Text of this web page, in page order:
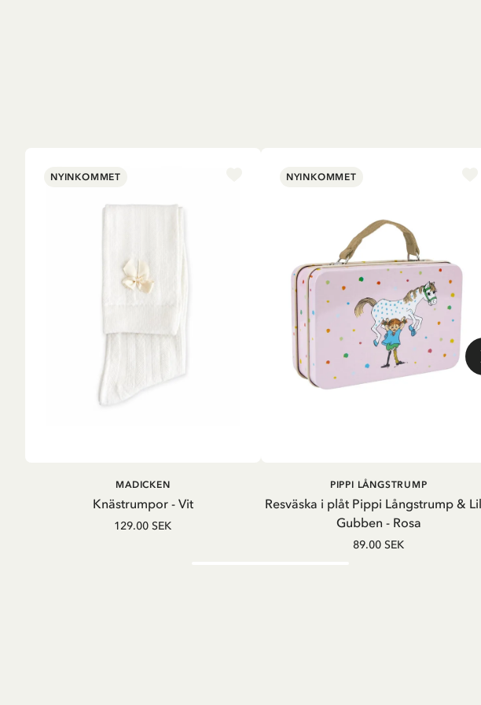
NYINKOMMET
Knästrumpor - Vit
MADICKEN
129.00 SEK
NYINKOMMET
LÄGG I VARUKORG
Resväska i plåt Pippi Långstrump &
Gubben - Rosa
PIPPI LÅNGSTRUMP
89.00 SEK